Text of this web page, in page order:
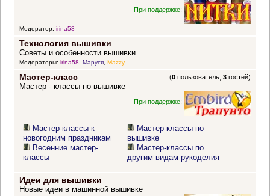
При поддержке:
Модератор: irina58
Технология вышивки
Советы и особенности вышивки
Модераторы: irina58, Маруся, Mazzy
Мастер-класс (0 пользователь,3 гостей)
Мастер - классы по вышивке
При поддержке:
Мастер-классы к
новогодним праздникам
Весенние мастер-
классы
Мастер-классы по
вышивке
Мастер-классы по
другим видам рукоделия
Идеи для вышивки
Новые идеи в машинной вышивке